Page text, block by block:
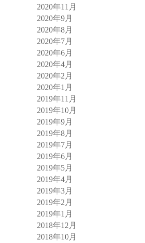
2020年11月
2020年9月
2020年8月
2020年7月
2020年6月
2020年4月
2020年2月
2020年1月
2019年11月
2019年10月
2019年9月
2019年8月
2019年7月
2019年6月
2019年5月
2019年4月
2019年3月
2019年2月
2019年1月
2018年12月
2018年10月